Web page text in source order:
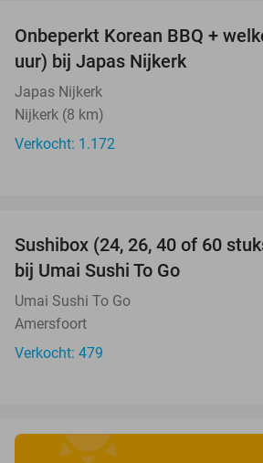
Onbeperkt Korean BBQ +
uur) bij Japas Nijkerk
Japas Nijkerk
Nijkerk (8 km)
Verkocht: 1.172
Sushibox (24, 26, 40 of 60
bij Umai Sushi To Go
Umai Sushi To Go
Amersfoort
Verkocht: 479